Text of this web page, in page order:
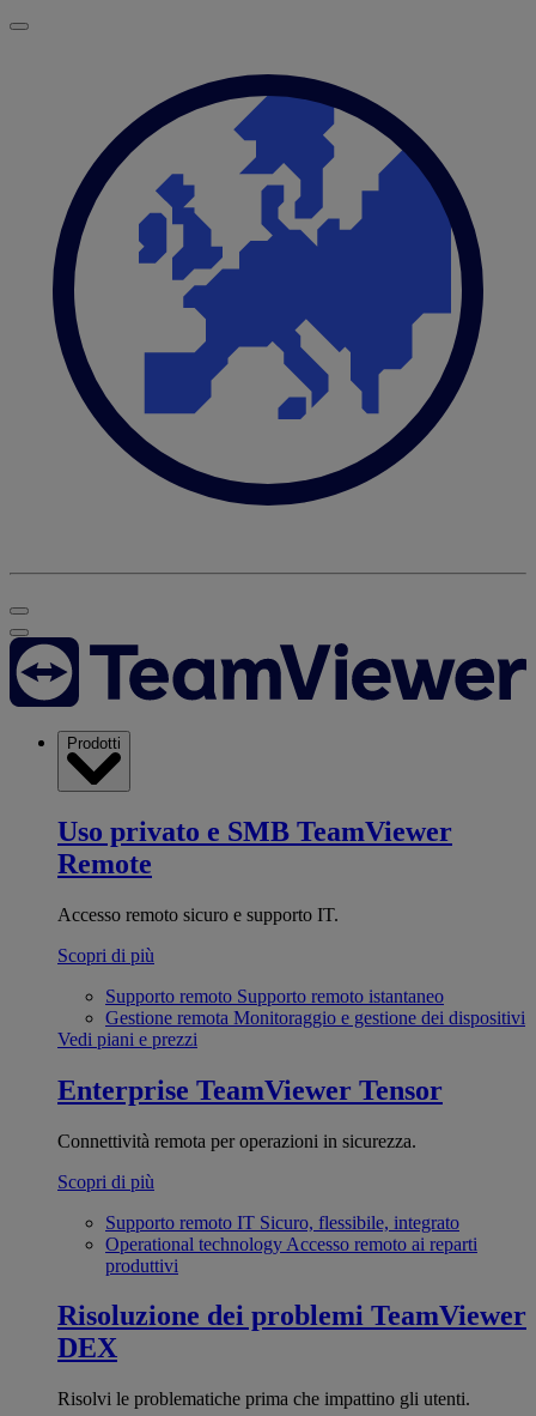
Prodotti
Uso privato e SMB TeamViewer
Remote
Accesso remoto sicuro e supporto IT.
Scopri di più
Supporto remoto Supporto remoto istantaneo
Gestione remota Monitoraggio e gestione dei dispositivi
Vedi piani e prezzi
Enterprise TeamViewer Tensor
Connettività remota per operazioni in sicurezza.
Scopri di più
Supporto remoto IT Sicuro, flessibile, integrato
Operational technology Accesso remoto ai reparti
produttivi
Risoluzione dei problemi TeamViewer
DEX
Risolvi le problematiche prima che impattino gli utenti.